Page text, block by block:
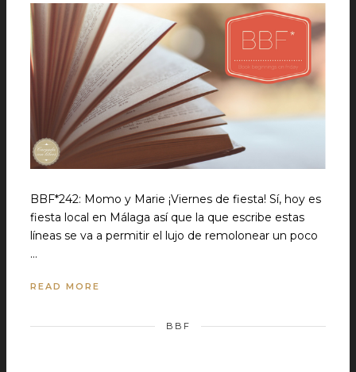
BBF*242: Momo y Marie ¡Viernes de fiesta! Sí, hoy es
fiesta local en Málaga así que la que escribe estas
líneas se va a permitir el lujo de remolonear un poco
…
READ MORE
BBF